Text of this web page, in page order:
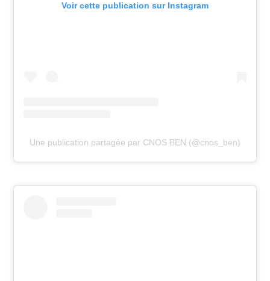
Voir cette publication sur Instagram
Une publication partagée par CNOS BEN (@cnos_ben)